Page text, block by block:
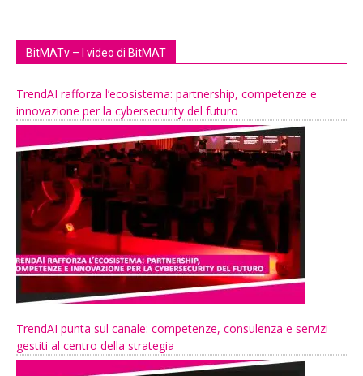
BitMATv – I video di BitMAT
TrendAI rafforza l’ecosistema: partnership, competenze e
innovazione per la cybersecurity del futuro
TrendAI punta sul canale: competenze, consulenza e servizi
gestiti al centro della strategia